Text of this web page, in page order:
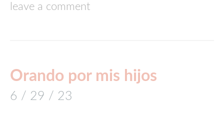
leave a comment
Orando por mis hijos
6 / 29 / 23